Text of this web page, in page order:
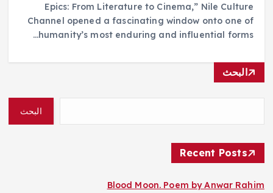
Epics: From Literature to Cinema,” Nile Culture
Channel opened a fascinating window onto one of
humanity’s most enduring and influential forms…
البحث
البحث
Recent Posts
Blood Moon. Poem by Anwar Rahim